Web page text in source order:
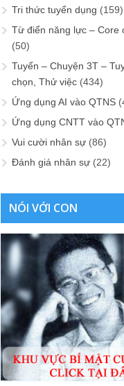
Tri thức tuyển dụng (159)
Từ điển năng lực – Core
(50)
Tuyển – Chuyện 3T –
chọn, Thử việc (434)
Ứng dụng AI vào QTNS
Ứng dụng CNTT vào
Vui cười nhân sự (86)
Đánh giá nhân sự (22)
NÓI VỚI CON